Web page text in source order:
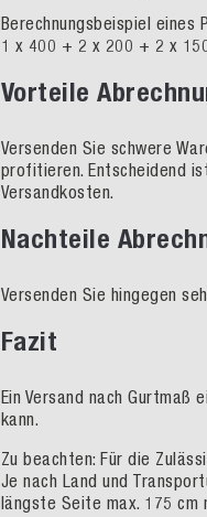
Berechnungsbeispiel eines
1 x 400 + 2 x 200 + 2 x
Vorteile
Versenden Sie schwere
profitieren. Entscheidend
Versandkosten.
Nachteile
Versenden Sie hingegen
Fazit
Ein Versand nach
kann.
Zu beachten: Für die
Je nach Land und
längste Seite max. 175 cm